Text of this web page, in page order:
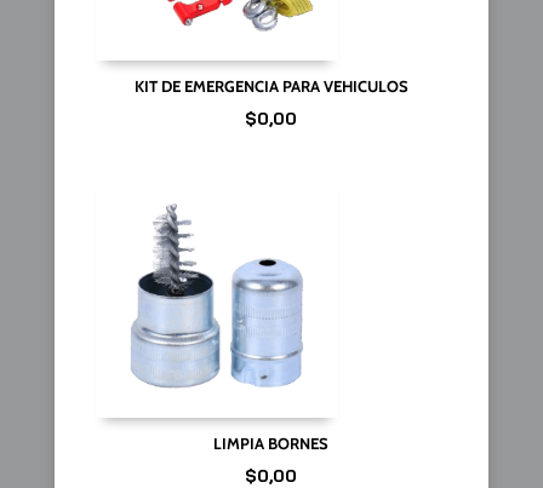
KIT DE EMERGENCIA PARA VEHICULOS
$0,00
LIMPIA BORNES
$0,00